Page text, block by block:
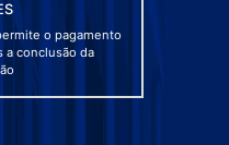
o pagamento
a conclusão da